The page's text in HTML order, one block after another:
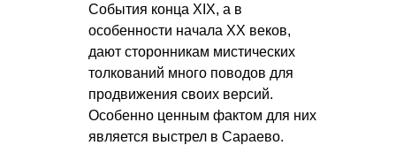
События конца XIX, а в
особенности начала XX веков,
дают сторонникам мистических
толкований много поводов для
продвижения своих версий.
Особенно ценным фактом для них
является выстрел в Сараево.